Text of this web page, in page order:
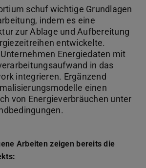
schuf wichtige Grundlagen
indem es eine
zur Ablage und Aufbereitung
entwickelte.
Energiedaten mit
in das
integrieren. Ergänzend
einen
von Energieverbräuchen unter
Arbeiten zeigen bereits die